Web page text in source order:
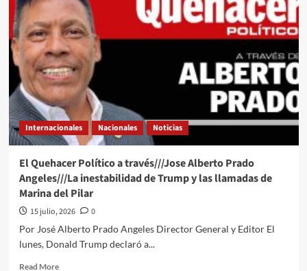
través///Jose
Alberto
Prado
Angeles///La
postura
de
las
Pruebas
Internacionales Nacionales Noticias
El Quehacer Político a través///Jose Alberto Prado
Angeles///La inestabilidad de Trump y las llamadas de
Marina del Pilar
15 julio, 2026
0
Por José Alberto Prado Angeles Director General y Editor El
lunes, Donald Trump declaró a...
Read MoreRead